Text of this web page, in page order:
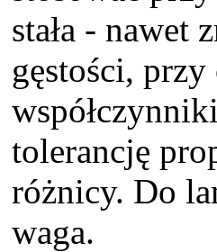
stała - nawet
gęstości,
tolerancję
różnicy. Do
waga.